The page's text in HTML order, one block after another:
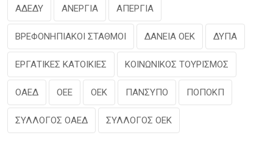
ΑΔΕΔΥ ΑΝΕΡΓΙΑ ΑΠΕΡΓΙΑ
ΒΡΕΦΟΝΗΠΙΑΚΟΙ ΣΤΑΘΜΟΙ ΔΑΝΕΙΑ ΟΕΚ ΔΥΠΑ
ΕΡΓΑΤΙΚΕΣ ΚΑΤΟΙΚΙΕΣ ΚΟΙΝΩΝΙΚΟΣ ΤΟΥΡΙΣΜΟΣ
ΟΑΕΔ ΟΕΕ ΟΕΚ ΠΑΝΣΥΠΟ ΠΟΠΟΚΠ
ΣΥΛΛΟΓΟΣ ΟΑΕΔ ΣΥΛΛΟΓΟΣ ΟΕΚ